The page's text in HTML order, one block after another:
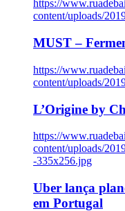
https://
content/uploads/
MUST –
https://
content/uploads/
L’Origine by
https://
content/uploads/
-335x256.jpg
Uber lança
em Portugal